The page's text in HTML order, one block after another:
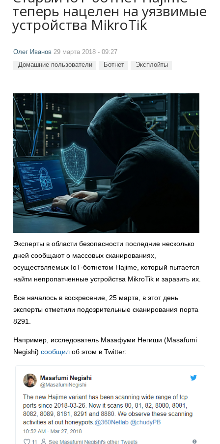
теперь нацелен на уязвимые
устройства MikroTik
Олег Иванов 29 марта 2018 - 09:27
Домашние пользователи Ботнет Эксплойты
Эксперты в области безопасности последние несколько
дней сообщают о массовых сканированиях,
осуществляемых IoT-ботнетом Hajime, который пытается
найти непропатченные устройства MikroTik и заразить их.
Все началось в воскресение, 25 марта, в этот день
эксперты отметили подозрительные сканирования порта
8291.
Например, исследователь Мазафуми Негиши (Masafumi
Negishi) сообщил об этом в Twitter: